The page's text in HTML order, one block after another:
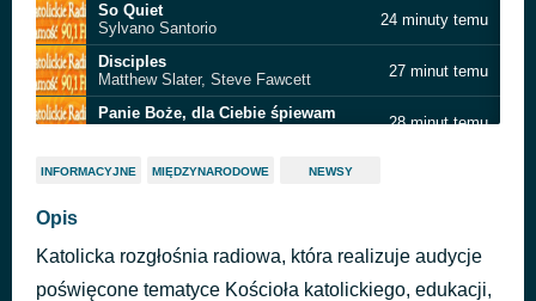
So Quiet
Sylvano Santorio
24 minuty temu
Disciples
Matthew Slater, Steve Fawcett
27 minut temu
Panie Boże, dla Ciebie śpiewam
28 minut temu
Jej Dotyk
Krawiec
Filip Lato
INFORMACYJNE MIĘDZYNARODOWE NEWSY
Opis
Katolicka rozgłośnia radiowa, która realizuje audycje
poświęcone tematyce Kościoła katolickiego, edukacji,